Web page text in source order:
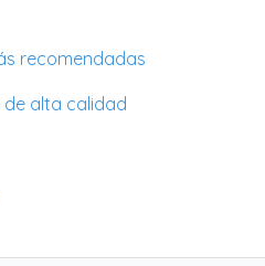
recomendadas
alta calidad